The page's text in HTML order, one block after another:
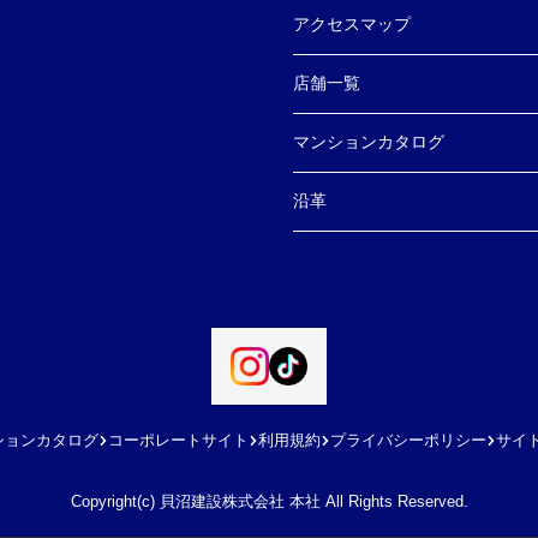
アクセスマップ
店舗一覧
マンションカタログ
沿革
ョンカタログ コーポレートサイト 利用規約 プライバシーポリシー サイ
Copyright(c) 貝沼建設株式会社 本社 All Rights Reserved.